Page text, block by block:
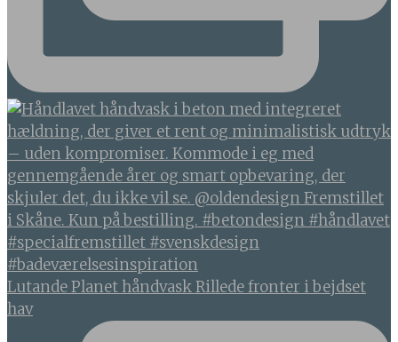
Lutande Planet håndvask Rillede fronter i bejdset
hav